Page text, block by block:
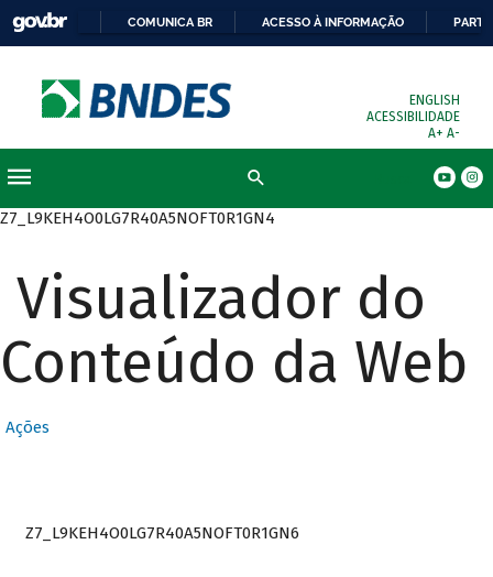
COMUNICA BR ACESSO À INFORMAÇÃO
ENGLISH
ACESSIBILIDADE
A+ A-
Z7_L9KEH4O0LG7R40A5NOFT0R1GN4
Visualizador do
Conteúdo da Web
Ações
Z7_L9KEH4O0LG7R40A5NOFT0R1GN6